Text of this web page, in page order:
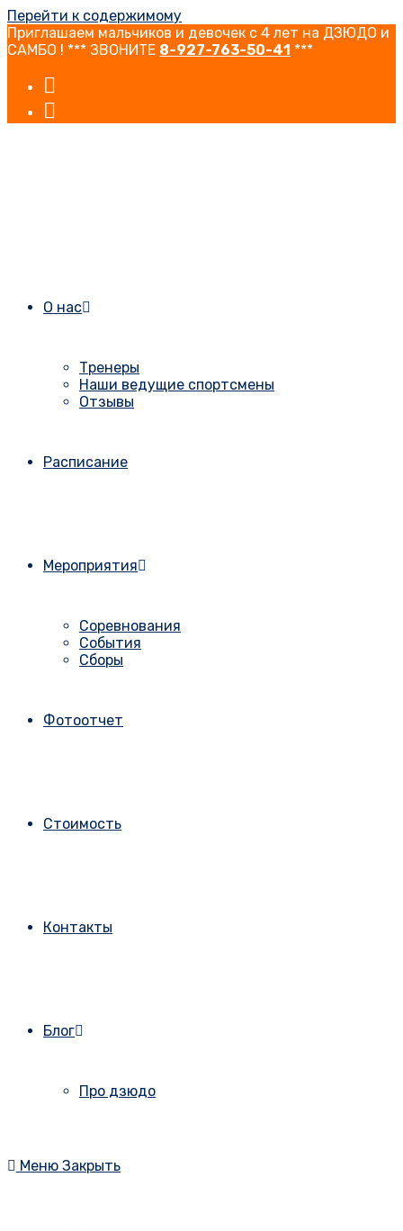
Перейти к содержимому
Приглашаем мальчиков и девочек с 4 лет на ДЗЮДО и
САМБО ! *** ЗВОНИТЕ 8-927-763-50-41 ***
О нас
Тренеры
Наши ведущие спортсмены
Отзывы
Расписание
Мероприятия
Соревнования
События
Сборы
Фотоотчет
Стоимость
Контакты
Блог
Про дзюдо
Меню Закрыть